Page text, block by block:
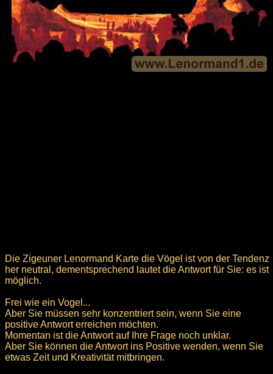
Die Zigeuner Lenormand Karte die Vögel ist von der Tendenz
her neutral, dementsprechend lautet die Antwort für Sie: es ist
möglich.
Frei wie ein Vogel...
Aber Sie müssen sehr konzentriert sein, wenn Sie eine
positive Antwort erreichen möchten.
Momentan ist die Antwort auf Ihre Frage noch unklar.
Aber Sie können die Antwort ins Positive wenden, wenn Sie
etwas Zeit und Kreativität mitbringen.